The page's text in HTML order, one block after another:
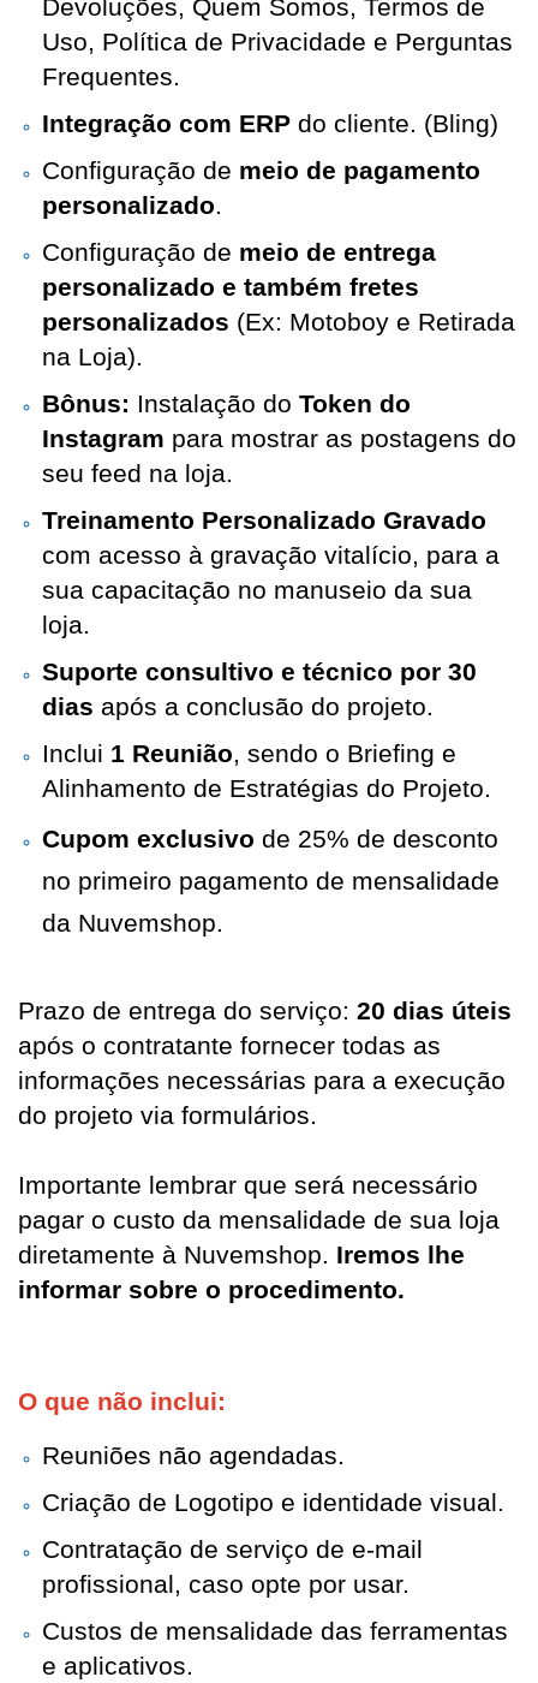
Devoluções, Quem Somos, Termos de
Uso, Política de Privacidade e Perguntas
Frequentes.
Integração com ERP do cliente. (Bling)
Configuração de meio de pagamento
personalizado.
Configuração de meio de entrega
personalizado e também fretes
personalizados (Ex: Motoboy e Retirada
na Loja).
Bônus: Instalação do Token do
Instagram para mostrar as postagens do
seu feed na loja.
Treinamento Personalizado Gravado
com acesso à gravação vitalício, para a
sua capacitação no manuseio da sua
loja.
Suporte consultivo e técnico por 30
dias após a conclusão do projeto.
Inclui 1 Reunião, sendo o Briefing e
Alinhamento de Estratégias do Projeto.
Cupom exclusivo de 25% de desconto
no primeiro pagamento de mensalidade
da Nuvemshop.
Prazo de entrega do serviço: 20 dias úteis
após o contratante fornecer todas as
informações necessárias para a execução
do projeto via formulários.
Importante lembrar que será necessário
pagar o custo da mensalidade de sua loja
diretamente à Nuvemshop. Iremos lhe
informar sobre o procedimento.
O que não inclui:
Reuniões não agendadas.
Criação de Logotipo e identidade visual.
Contratação de serviço de e-mail
profissional, caso opte por usar.
Custos de mensalidade das ferramentas
e aplicativos.